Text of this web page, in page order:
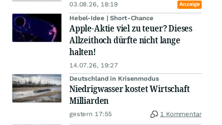
03.08.26, 18:19 Anzeige
Hebel-Idee | Short-Chance
Apple-Aktie viel zu teuer? Dieses
Allzeithoch dürfte nicht lange
halten!
14.07.26, 19:27
Deutschland in Krisenmodus
Niedrigwasser kostet Wirtschaft
Milliarden
gestern 17:55 1 Kommentar